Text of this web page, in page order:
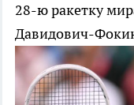
28-ю ракетку
Давидович-